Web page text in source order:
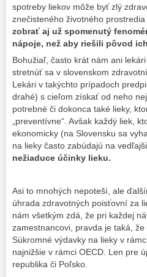
spotreby liekov môže byť zlý
znečisteného životného
zobrať aj už spomenutý
nápoje, než aby riešili pôvod
Bohužiaľ, často krát nám ani
stretnúť sa v slovenskom
Lekári v takýchto prípadoch
drahé) s cieľom získať od neho
potrebné či dokonca také lieky,
„preventívne“. Avšak každý liek,
ekonomicky (na Slovensku sa
na lieky často zabúdajú na
nežiaduce účinky lieku.
Asi to mnohých nepoteší, ale
úhrada zdravotných poisťovní za
nám všetkým zdá, že pri každej
zamestnancovi, pravda je taká,
Súkromné výdavky na lieky v
najnižšie v rámci OECD. Len pre
republika či Poľsko.